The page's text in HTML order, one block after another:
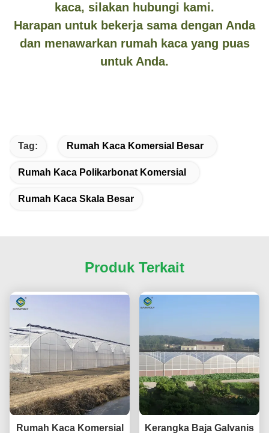
kaca, silakan hubungi kami.
Harapan untuk bekerja sama dengan Anda
dan menawarkan rumah kaca yang puas
untuk Anda.
Tag: Rumah Kaca Komersial Besar
Rumah Kaca Polikarbonat Komersial
Rumah Kaca Skala Besar
Produk Terkait
Rumah Kaca Komersial
Kerangka Baja Galvanis